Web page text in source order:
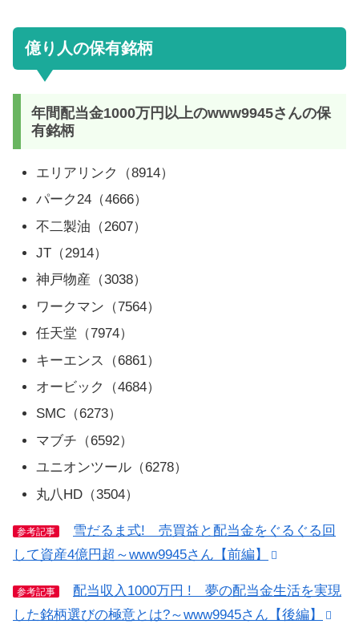
億り人の保有銘柄
年間配当金1000万円以上のwww9945さんの保
有銘柄
エリアリンク（8914）
パーク24（4666）
不二製油（2607）
JT（2914）
神戸物産（3038）
ワークマン（7564）
任天堂（7974）
キーエンス（6861）
オービック（4684）
SMC（6273）
マブチ（6592）
ユニオンツール（6278）
丸八HD（3504）
参考記事
雪だるま式! 売買益と配当金をぐるぐる回
して資産4億円超～www9945さん【前編】
参考記事
配当収入1000万円 ! 夢の配当金生活を実現
した銘柄選びの極意とは?～www9945さん【後編】